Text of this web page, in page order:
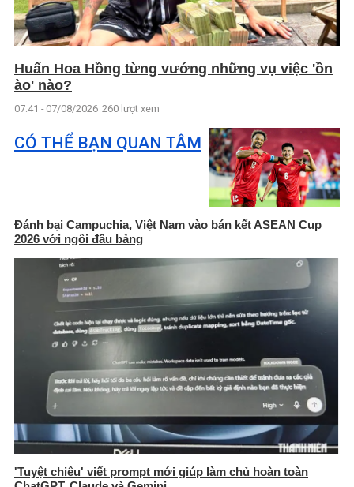
Huấn Hoa Hồng từng vướng những vụ việc 'ồn
ào' nào?
07:41 - 07/08/2026 260 lượt xem
CÓ THỂ BẠN QUAN TÂM
Đánh bại Campuchia, Việt Nam vào bán kết ASEAN Cup
2026 với ngôi đầu bảng
'Tuyệt chiêu' viết prompt mới giúp làm chủ hoàn toàn